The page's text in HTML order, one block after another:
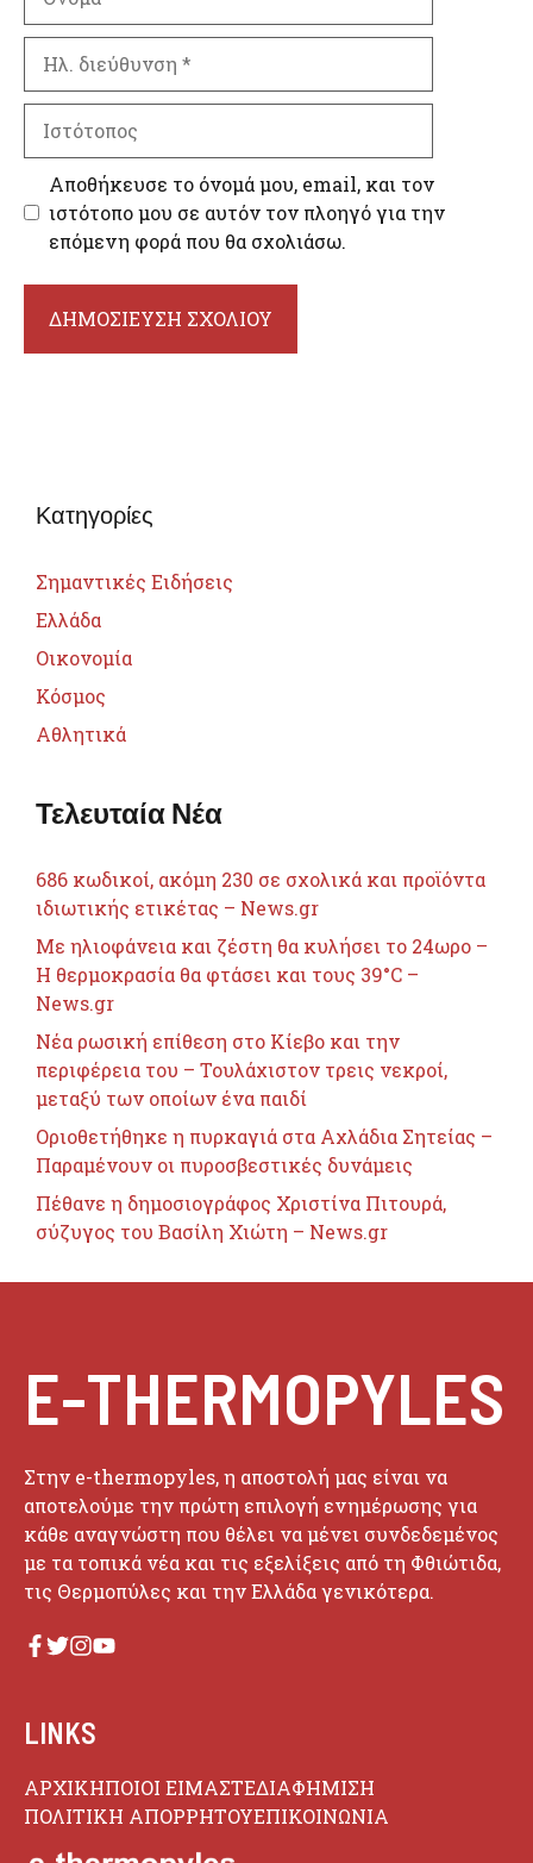
διεύθυνση
Αποθήκευσε το όνομά μου, email, και τον
ιστότοπο μου σε αυτόν τον πλοηγό για την
επόμενη φορά που θα σχολιάσω.
Κατηγορίες
Σημαντικές Ειδήσεις
Ελλάδα
Οικονομία
Κόσμος
Αθλητικά
Τελευταία Νέα
686 κωδικοί, ακόμη 230 σε σχολικά και προϊόντα
ιδιωτικής ετικέτας – News.gr
Με ηλιοφάνεια και ζέστη θα κυλήσει το 24ωρο –
Η θερμοκρασία θα φτάσει και τους 39°C –
News.gr
Nέα ρωσική επίθεση στο Κίεβο και την
περιφέρεια του – Τουλάχιστον τρεις νεκροί,
μεταξύ των οποίων ένα παιδί
Οριοθετήθηκε η πυρκαγιά στα Αχλάδια Σητείας –
Παραμένουν οι πυροσβεστικές δυνάμεις
Πέθανε η δημοσιογράφος Χριστίνα Πιτουρά,
σύζυγος του Βασίλη Χιώτη – News.gr
E-THERMOPYLES
Στην e-thermopyles, η αποστολή μας είναι να
αποτελούμε την πρώτη επιλογή ενημέρωσης για
κάθε αναγνώστη που θέλει να μένει συνδεδεμένος
με τα τοπικά νέα και τις εξελίξεις από τη Φθιώτιδα,
τις Θερμοπύλες και την Ελλάδα γενικότερα.
LINKS
ΑΡΧΙΚΗΠΟΙΟΙ ΕΙΜΑΣΤΕΔΙΑΦΗΜΙΣΗ
ΠΟΛΙΤΙΚΗ ΑΠΟΡΡΗΤΟΥΕΠΙΚΟΙΝΩΝΙΑ